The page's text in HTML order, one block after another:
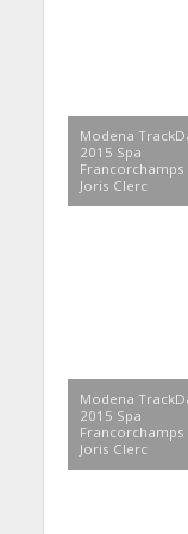
Modena
2015 Spa
Francorchamps
Joris Clerc
Modena
2015 Spa
Francorchamps
Joris Clerc